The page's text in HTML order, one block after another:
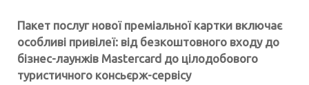
Пакет послуг нової преміальної картки включає
особливі привілеї: від безкоштовного входу до
бізнес-лаунжів Mastercard до цілодобового
туристичного консьєрж-сервісу